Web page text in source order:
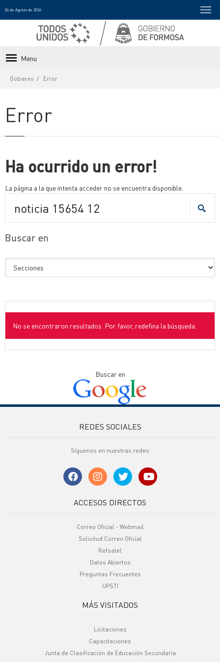
06 de Agosto de 2026
Menu
Gobierno Error
Error
Ha ocurrido un error!
La página a la que intenta acceder no se encuentra disponible.
Buscar en
No se encontraron resultados. Por favor, redefina la búsqueda.
Buscar en
REDES SOCIALES
Síguenos en nuestras redes
ACCESOS DIRECTOS
Correo Oficial - Webmail
Solicitud Correo Oficial
Refsatel
Datos Abiertos
Preguntas Frecuentes
UPSTI
MÁS VISITADOS
Licitaciones
Capacitaciones
Junta de Clasificación de Educación Secundaria